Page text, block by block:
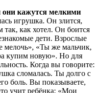
они кажутся мелкими
игрушка. Он злится,
так, как хотел. Он боится
дети. Взрослые
мелочь», «Ты же мальчик,
купим новую». Но для
Когда вы говорите:
сломалась. Ты долго с
боль. Вы показываете,
учит ребёнка: «Мои